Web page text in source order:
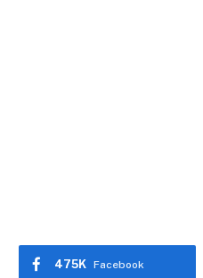
Facebook
475K